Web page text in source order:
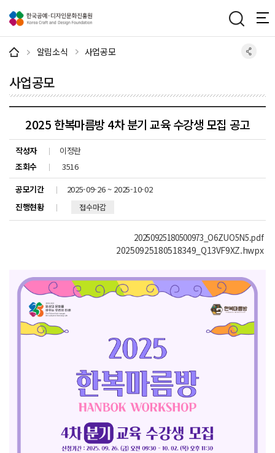
알림소식 사업공모
사업공모
2025 한복마름방 4차 분기 교육 수강생 모집 공고
작성자
이정란
조회수
3516
공모기간
2025-09-26 ~ 2025-10-02
진행현황
접수마감
20250925180500973_O6ZUO5N5.pdf
20250925180518349_Q13VF9XZ.hwpx